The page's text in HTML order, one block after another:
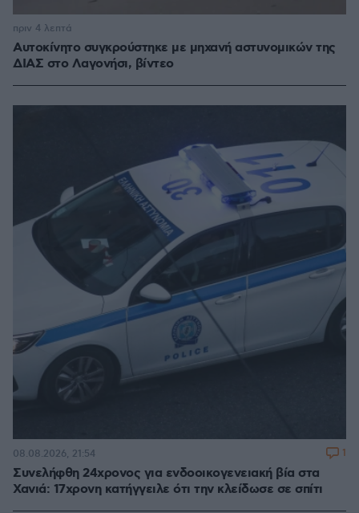
Αυτοκίνητο συγκρούστηκε με μηχανή αστυνομικών της
ΔΙΑΣ στο Λαγονήσι, βίντεο
πριν 4 λεπτά
Συνελήφθη 24χρονος για ενδοοικογενειακή βία στα
Χανιά: 17χρονη κατήγγειλε ότι την κλείδωσε σε σπίτι
08.08.2026, 21:54 1